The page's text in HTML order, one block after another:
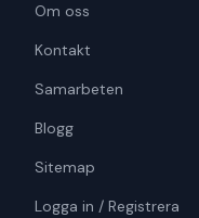
Om oss
Kontakt
Samarbeten
Blogg
Sitemap
Logga in / Registrera